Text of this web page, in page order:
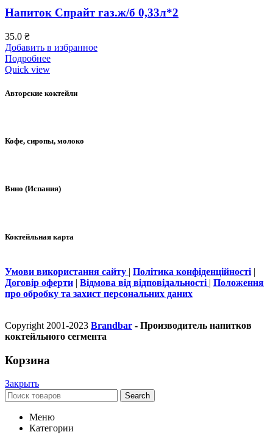
Напиток Спрайт газ.ж/б 0,33л*2
35.0 ₴
Добавить в избранное
Подробнее
Quick view
Авторские коктейли
Кофе, сиропы, молоко
Вино (Испания)
Коктейльная карта
Умови використання сайту | Політика конфіденційності |
Договір оферти | Відмова від відповідальності | Положення
про обробку та захист персональних даних
Copyright 2001-2023 Brandbar - Производитель напитков
коктейльного сегмента
Корзина
Закрыть
Search
Меню
Категории